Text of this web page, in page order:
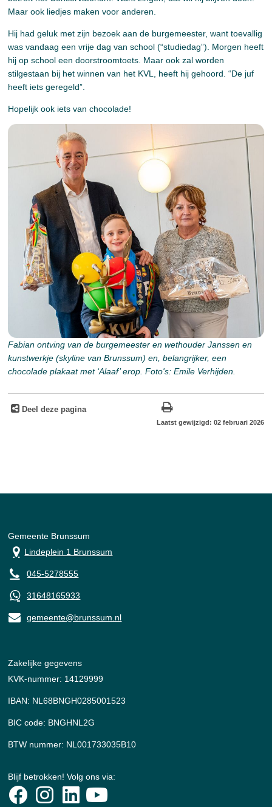
Maar ook liedjes maken voor anderen.
Hij had geluk met zijn bezoek aan de burgemeester, want toevallig
was vandaag een vrije dag van school (“studiedag”). Morgen heeft
hij op school een doorstroomtoets. Maar ook zal worden
stilgestaan bij het winnen van het KVL, heeft hij gehoord. “De juf
heeft iets geregeld”.
Hopelijk ook iets van chocolade!
Fabian ontving van de burgemeester en wethouder Janssen en
kunstwerkje (skyline van Brunssum) en, belangrijker, een
chocolade plakaat met ‘Alaaf’ erop. Foto's: Emile Verhijden.
Deel deze pagina
Laatst gewijzigd: 02 februari 2026
Gemeente Brunssum
Lindeplein 1 Brunssum
045-5278555
31648165933
gemeente@brunssum.nl
Zakelijke gegevens
KVK-nummer: 14129999
IBAN: NL68BNGH0285001523
BIC code: BNGHNL2G
BTW nummer: NL001733035B10
Blijf betrokken! Volg ons via: